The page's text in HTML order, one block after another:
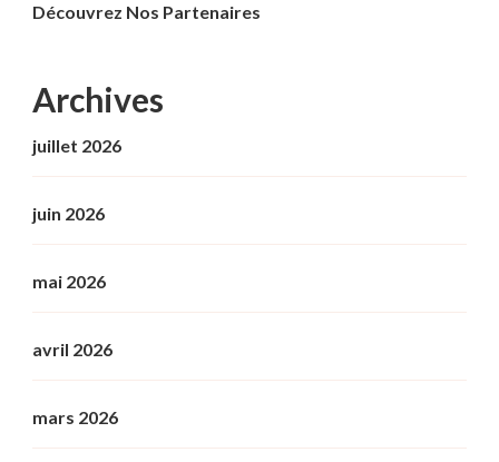
Découvrez Nos Partenaires
Archives
juillet 2026
juin 2026
mai 2026
avril 2026
mars 2026